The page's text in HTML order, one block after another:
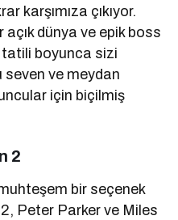
karşımıza çıkıyor.
dünya ve epik boss
tatili boyunca sizi
ve meydan
için biçilmiş
2
bir seçenek
Peter Parker ve Miles